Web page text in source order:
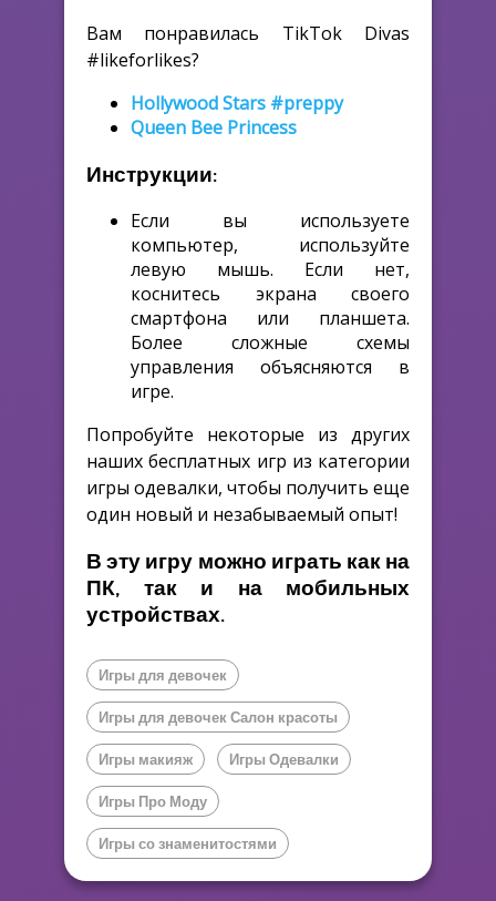
Вам понравилась TikTok Divas
#likeforlikes?
Hollywood Stars #preppy
Queen Bee Princess
Инструкции:
Если вы используете
компьютер, используйте
левую мышь. Если нет,
коснитесь экрана своего
смартфона или планшета.
Более сложные схемы
управления объясняются в
игре.
Попробуйте некоторые из других
наших бесплатных игр из категории
игры одевалки, чтобы получить еще
один новый и незабываемый опыт!
В эту игру можно играть как на
ПК, так и на мобильных
устройствах.
Игры для девочек
Игры для девочек Салон красоты
Игры макияж Игры Одевалки
Игры Про Моду
Игры со знаменитостями